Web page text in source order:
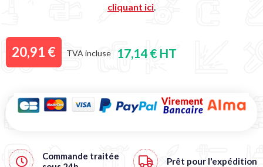
cliquant ici.
20,91 € TVA incluse 17,14 € HT
Commande traitée
Prêt pour l'expédition